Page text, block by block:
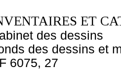
ET
des dessins
des dessins et
6075, 27